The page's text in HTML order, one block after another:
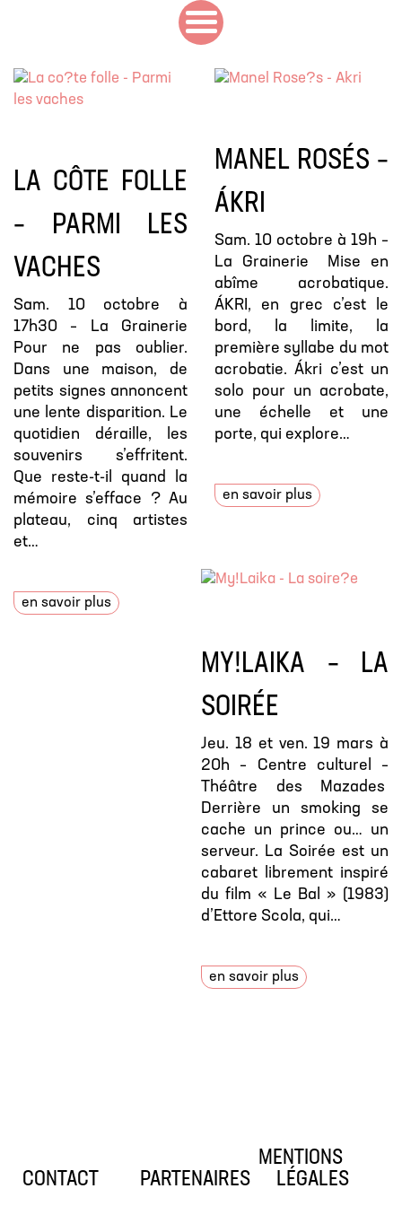
LA CÔTE FOLLE
– PARMI LES
VACHES
Sam. 10 octobre à
17h30 – La Grainerie
Pour ne pas oublier.
Dans une maison, de
petits signes annoncent
une lente disparition. Le
quotidien déraille, les
souvenirs s’effritent.
Que reste-t-il quand la
mémoire s’efface ? Au
plateau, cinq artistes
et…
en savoir plus
MANEL ROSÉS –
ÁKRI
Sam. 10 octobre à 19h –
La Grainerie Mise en
abîme acrobatique.
ÁKRI, en grec c’est le
bord, la limite, la
première syllabe du mot
acrobatie. Ákri c’est un
solo pour un acrobate,
une échelle et une
porte, qui explore…
en savoir plus
MY!LAIKA – LA
SOIRÉE
Jeu. 18 et ven. 19 mars à
20h – Centre culturel –
Théâtre des Mazades
Derrière un smoking se
cache un prince ou… un
serveur. La Soirée est un
cabaret librement inspiré
du film « Le Bal » (1983)
d’Ettore Scola, qui…
en savoir plus
CONTACT PARTENAIRES
MENTIONS
LÉGALES